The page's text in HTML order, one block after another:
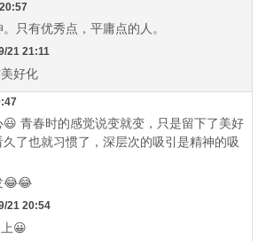
只有优秀点，平庸点的人。
21 21:11
好化
青春时的感觉说变就变，只是留下了美好
了也就习惯了，深层次的吸引是精神的吸
😂😂
21 20:54
😀